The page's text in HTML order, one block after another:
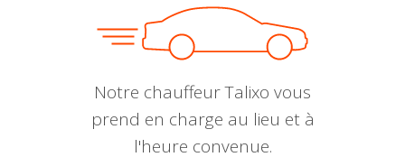
Notre chauffeur Talixo vous
prend en charge au lieu et à
l'heure convenue.